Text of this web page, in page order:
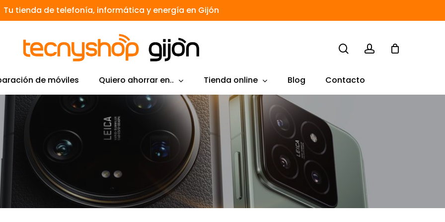
Tu tienda de telefonía, informática y energía en Gijón
de móviles Quiero ahorrar en.. Tienda online Blog Contacto